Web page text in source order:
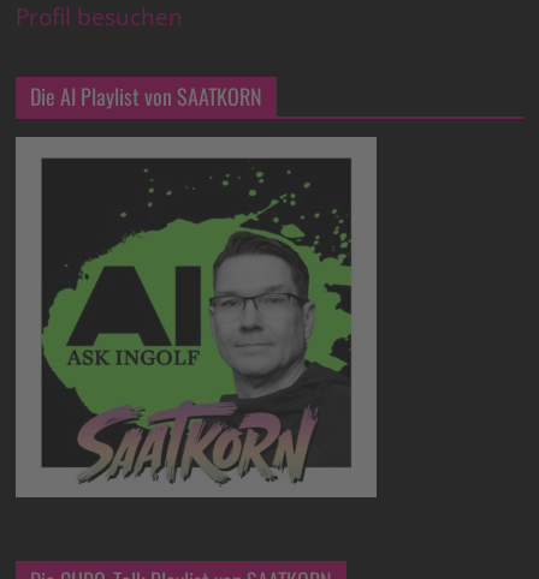
Profil besuchen
Die AI Playlist von SAATKORN